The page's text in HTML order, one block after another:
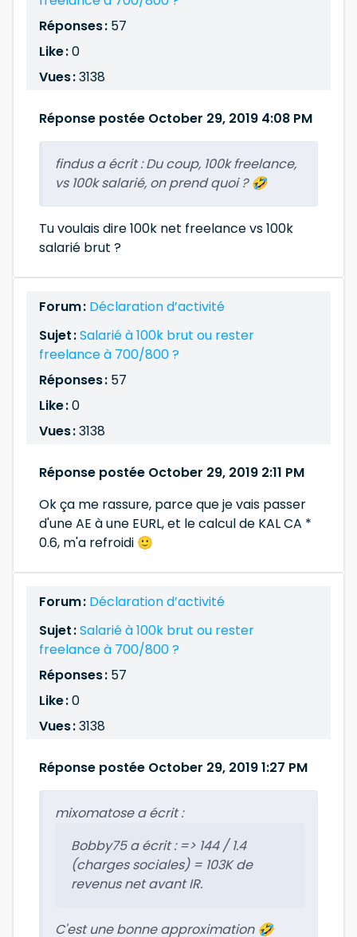
Réponses : 57
Like :0
Vues :3138
Réponse postée October 29, 2019 4:08 PM
findus a écrit :Du coup, 100k freelance,
vs 100k salarié, on prend quoi ? 🤣
Tu voulais dire 100k net freelance vs 100k
salarié brut ?
Forum : Déclaration d’activité
Sujet :Salarié à 100k brut ou rester
freelance à 700/800 ?
Réponses : 57
Like :0
Vues :3138
Réponse postée October 29, 2019 2:11 PM
Ok ça me rassure, parce que je vais passer
d'une AE à une EURL, et le calcul de KAL CA *
0.6, m'a refroidi 🙂
Forum : Déclaration d’activité
Sujet :Salarié à 100k brut ou rester
freelance à 700/800 ?
Réponses : 57
Like :0
Vues :3138
Réponse postée October 29, 2019 1:27 PM
mixomatose a écrit :
Bobby75 a écrit :=> 144 / 1.4
(charges sociales) = 103K de
revenus net avant IR.
C'est une bonne approximation 🤣